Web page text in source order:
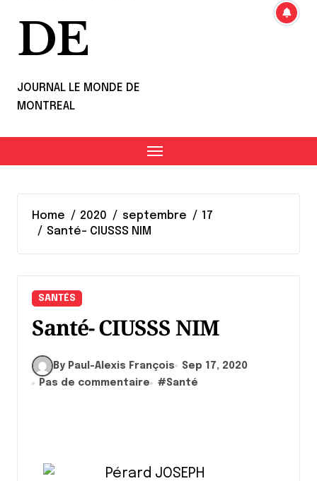
DE
JOURNAL LE MONDE DE
MONTREAL
Home 2020 septembre
17
Santé- CIUSSS NIM
SANTÉS
Santé- CIUSSS NIM
By Paul-Alexis François
Sep 17, 2020
Pas de commentaire
#Santé